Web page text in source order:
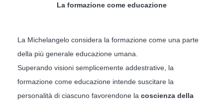
La formazione come educazione
La Michelangelo considera la formazione come una parte
della più generale educazione umana.
Superando visioni semplicemente addestrative, la
formazione come educazione intende suscitare la
personalità di ciascuno favorendone la coscienza della